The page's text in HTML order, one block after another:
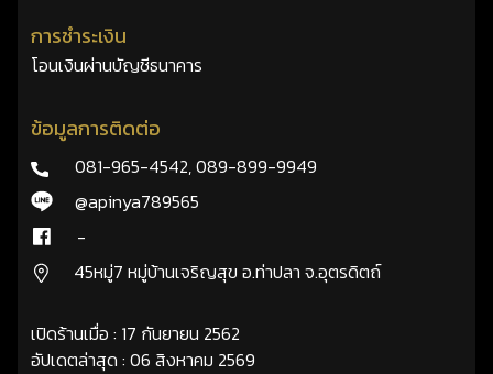
การชำระเงิน
โอนเงินผ่านบัญชีธนาคาร
ข้อมูลการติดต่อ
081-965-4542,089-899-9949
@apinya789565
-
45หมู่7 หมู่บ้านเจริญสุข อ.ท่าปลา จ.อุตรดิตถ์
เปิดร้านเมื่อ : 17 กันยายน 2562
อัปเดตล่าสุด : 06 สิงหาคม 2569